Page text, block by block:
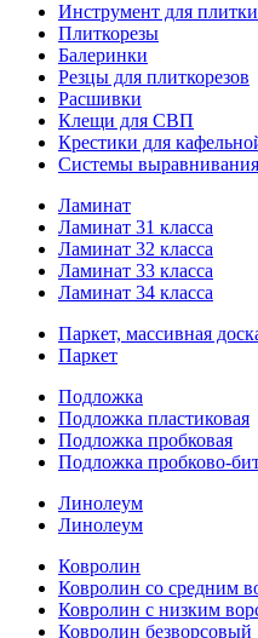
Инструмент для плитки
Плиткорезы
Балеринки
Резцы для плиткорезов
Расшивки
Клещи для СВП
Крестики для
Системы
Ламинат
Ламинат 31 класса
Ламинат 32 класса
Ламинат 33 класса
Ламинат 34 класса
Паркет, массивная
Паркет
Подложка
Подложка пластиковая
Подложка пробковая
Подложка пробково-
Линолеум
Линолеум
Ковролин
Ковролин со средним
Ковролин с низким
Ковролин безворсовый